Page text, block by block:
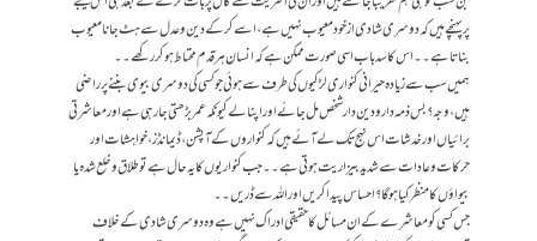
پر پہنچے ہیں کہ دوسری شادی از خود معیوب نہیں ہے، اسے کرکے دین و عدل سے ہٹ جانا معیوب
بناتا ہے۔۔ اس کا سدباب اسی صورت ممکن ہے کہ انسان ہر قدم محتاط ہوکر رکھے۔۔
ہمیں سب سے زیادہ حیرانی کنواری لڑکیوں کی طرف سے ہوئی جو کسی کی دوسری بیوی بننے پر راضی
ہیں، وجہ ؟ بس ذمہ دار و دین دار شخص مل جائے اور اپنا لے کیونکہ عمر بڑھتی جا رہی ہے اور معاشرتی
برائیاں اور خدشات اس نہج تک لے آئے ہیں کہ کنواروں کے آپشن، ڈیمانڈز، خواہشات اور
حرکات و عادات سے شدید بیزاریت ہوتی ہے۔۔ جب کنواریوں کا یہ حال ہے تو طلاق و خلع شدہ یا
بیواؤں کا منظر کیا ہوگا؟ احساس پیدا کریں اور اللہ سے ڈریں۔۔
جس کسی کو معاشرے کے ان مسائل کا حقیقی ادراک نہیں ہے وہ دوسری شادی کے خلاف